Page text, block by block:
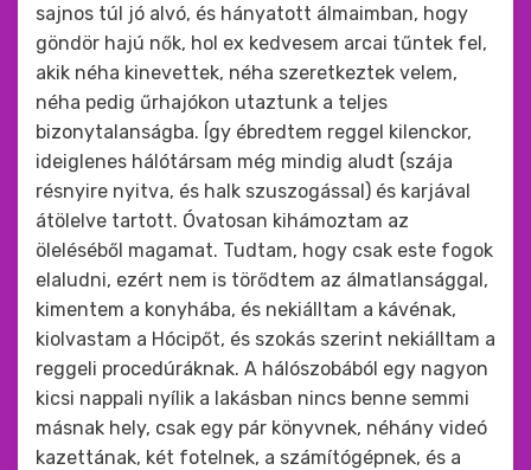
sajnos túl jó alvó, és hányatott álmaimban, hogy
göndör hajú nők, hol ex kedvesem arcai tűntek fel,
akik néha kinevettek, néha szeretkeztek velem,
néha pedig űrhajókon utaztunk a teljes
bizonytalanságba. Így ébredtem reggel kilenckor,
ideiglenes hálótársam még mindig aludt (szája
résnyire nyitva, és halk szuszogással) és karjával
átölelve tartott. Óvatosan kihámoztam az
öleléséből magamat. Tudtam, hogy csak este fogok
elaludni, ezért nem is törődtem az álmatlansággal,
kimentem a konyhába, és nekiálltam a kávénak,
kiolvastam a Hócipőt, és szokás szerint nekiálltam a
reggeli procedúráknak. A hálószobából egy nagyon
kicsi nappali nyílik a lakásban nincs benne semmi
másnak hely, csak egy pár könyvnek, néhány videó
kazettának, két fotelnek, a számítógépnek, és a